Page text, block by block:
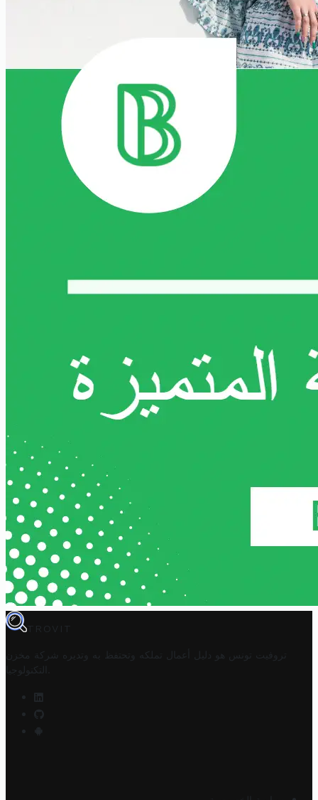
TROVIT
تروفيت تونس هو دليل أعمال تملكه وتحتفظ به وتديره
شركة مخزن
التكنولوجيا